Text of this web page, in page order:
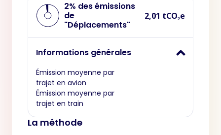
2% des émissions
de
"Déplacements"
2,01 tCO₂e
Informations générales
Émission moyenne par
trajet en avion
Émission moyenne par
trajet en train
La méthode